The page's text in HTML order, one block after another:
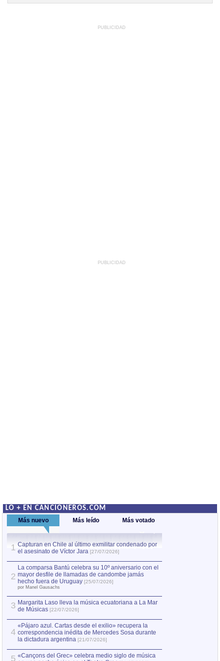
PUBLICIDAD
PUBLICIDAD
LO + EN CANCIONEROS.COM
Más nuevo Más leído Más votado
1 Capturan en Chile al último exmilitar condenado por
el asesinato de Víctor Jara [27/07/2026]
2
La comparsa Bantú celebra su 10º aniversario con el
mayor desfile de llamadas de candombe jamás
hecho fuera de Uruguay [25/07/2026]
por Manel Gausachs
3 Margarita Laso lleva la música ecuatoriana a La Mar
de Músicas [22/07/2026]
4
«Pájaro azul. Cartas desde el exilio» recupera la
correspondencia inédita de Mercedes Sosa durante
la dictadura argentina [21/07/2026]
5 «Cançons del Grec» celebra medio siglo de música